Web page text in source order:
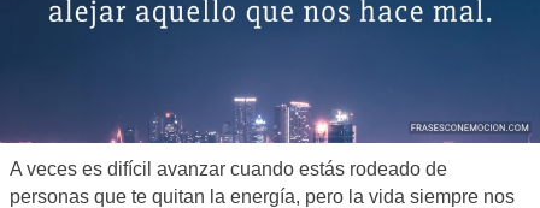
A veces es difícil avanzar cuando estás rodeado de
personas que te quitan la energía, pero la vida siempre nos